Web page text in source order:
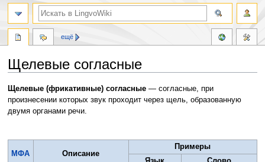
Щелевые согласные
Перейти
к
навигации
Перейти
к
поиску
Щелевые (фрикативные) согласные— согласные, при
произнесении которых звук проходит через щель, образованную
двумя органами речи.
МФА Описание
Примеры
ещё